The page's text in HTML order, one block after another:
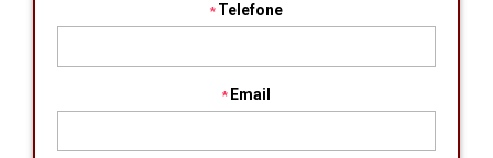
Telefone
Email